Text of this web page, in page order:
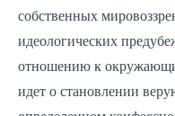
собственных
идеологических
отношению к
идет о становлении